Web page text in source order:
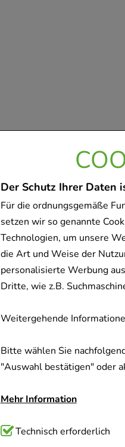
Der Schutz Ihrer Daten
Für die ordnungsgemäße
setzen wir so genannte
Technologien, um unsere
die Art und Weise der
personalisierte Werbung
Dritte, wie z.B.
Weitergehende
Bitte wählen Sie
"Auswahl bestätigen" oder
Mehr Information
Technisch Notwendig:
Technisch erforderlich